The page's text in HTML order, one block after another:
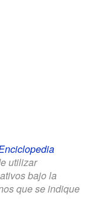
utilizar
bajo la
que se indique